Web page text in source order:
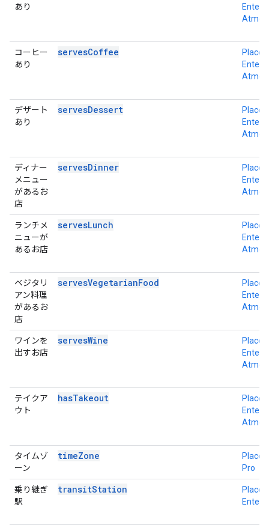
あり
コーヒー
あり
servesCoffee
Place
デザート
あり
servesDessert
Place
ディナー
メニュー
があるお
店
servesDinner
Place
ランチメ
ニューが
あるお店
servesLunch
Place
ベジタリ
アン料理
があるお
店
servesVegetarianFood
Place
ワインを
出すお店
servesWine
Place
テイクア
ウト
hasTakeout
Place
タイムゾ
ーン
timeZone
Place
Pro
乗り継ぎ
駅
transitStation
Place